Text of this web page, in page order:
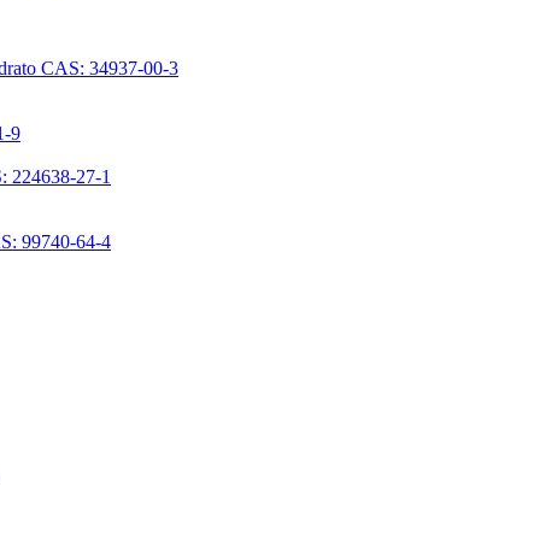
CAS: 34937-00-3
9
224638-27-1
99740-64-4